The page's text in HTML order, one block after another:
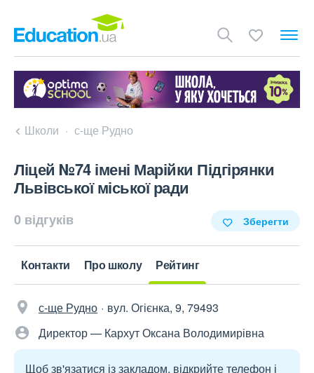
Школи с-ще Рудно
Ліцей №74 імені Марійки Підгірянки
Львівської міської ради
0 відгуків Зберегти
Контакти Про школу Рейтинг
с-ще Рудно
вул. Огієнка, 9, 79493
Директор — Кархут Оксана Володимирівна
Щоб зв'язатися із закладом, відкрийте телефон і